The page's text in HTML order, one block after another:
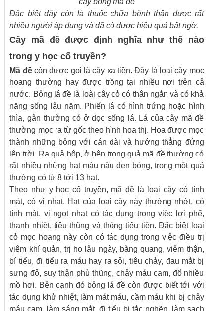
cây bông mã đề
Đặc biệt đây còn là thuốc chữa bệnh thận được rất
nhiều người áp dụng và đã có được hiệu quả bất ngờ.
Cây mã đề được định nghĩa như thế nào
trong y học cổ truyền?
Mã đềcòn được gọi là cây xa tiền. Đây là loại cây mọc
hoang thường hay được trồng tại nhiều nơi trên cả
nước. Bông lá đề là loài cây cỏ có thân ngắn và có khả
năng sống lâu năm. Phiến lá có hình trứng hoặc hình
thìa, gân thường có ở dọc sống lá. Lá của cây mã đề
thường mọc ra từ gốc theo hình hoa thị. Hoa được mọc
thành những bông với cán dài và hướng thẳng đứng
lên trời. Ra quả hộp, ở bên trong quả mã đề thường có
rất nhiều những hạt màu nâu đen bóng, trong một quả
thường có từ 8 tới 13 hạt.
Theo như y học cổ truyền, mã đề là loại cây có tính
mát, có vị nhạt. Hạt của loại cây này thường nhớt, có
tính mát, vị ngọt nhạt có tác dụng trong việc lợi phế,
thanh nhiệt, tiêu thũng và thông tiểu tiện. Đặc biệt loại
cỏ mọc hoang này còn có tác dụng trong việc điều trị
viêm khí quản, trị ho lâu ngày, bàng quang, viêm thận,
bí tiểu, đi tiểu ra máu hay ra sỏi, tiêu chảy, đau mắt bị
sưng đỏ, suy thận phù thũng, chảy máu cam, đổ nhiều
mồ hơi. Bên cạnh đó bông lá đề còn được biết tới với
tác dụng khử nhiệt, làm mát máu, cầm máu khi bị chảy
máu cam, làm sáng mắt, đi tiểu bị tắc nghẽn, làm sạch